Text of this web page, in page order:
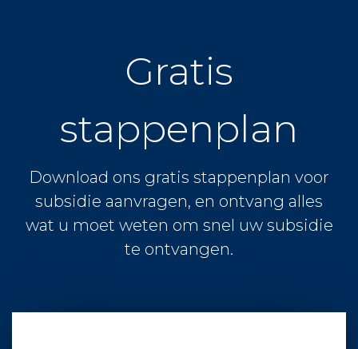
Gratis
stappenplan
Download ons gratis stappenplan voor
subsidie aanvragen, en ontvang alles
wat u moet weten om snel uw subsidie
te ontvangen.